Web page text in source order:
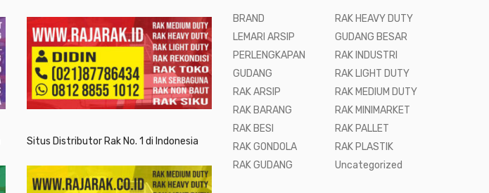
Situs Distributor Rak No. 1 di Indonesia
BRAND
LEMARI ARSIP
PERLENGKAPAN
GUDANG
RAK ARSIP
RAK BARANG
RAK BESI
RAK GONDOLA
RAK GUDANG
RAK HEAVY DUTY
GUDANG BESAR
RAK INDUSTRI
RAK LIGHT DUTY
RAK MEDIUM DUTY
RAK MINIMARKET
RAK PALLET
RAK PLASTIK
Uncategorized